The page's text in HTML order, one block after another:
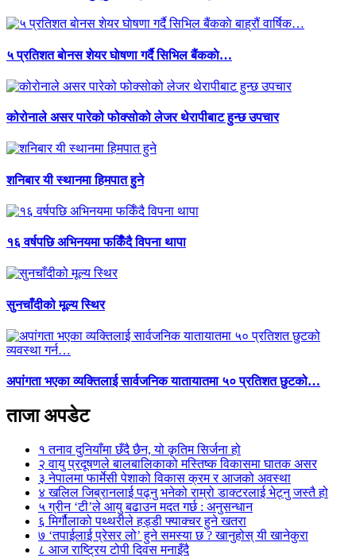
५ प्रतिशत बाेनस शेयर घाेषणा गर्दै सिभिल बैंककाे…
कोरोनाले असर पारेको फोक्सोको लेजर थेरापीबाट हुन्छ उपचार
शनिबार यी स्थानमा हिमपात हुने
१६ वर्षपछि अभिनयमा फर्किँदै विपना थापा
सुनचाँदीको मूल्य स्थिर
अपांगता भएका व्यक्तिलाई सार्वजनिक यातायातमा ५० प्रतिशत छुटको…
ताजा अपडेट
१ तनाव दुनियाँमा छँदै छैन, यो कृतिम सिर्जना हो
२ वायु प्रदूषणले बालबालिकाको मस्तिष्क विकासमा घातक असर
३ नेपालमा फार्मेसी पेशाको विकास क्रम र आजको अवस्था
४ खलिल जिब्रानलाई पढ्नु भनेको राम्रो डाक्टरलाई भेट्नु जस्तै हो
५ग्रीन ‘टी’ले आयु बढाउन मदत गर्छ : अनुसन्धान
६ मिर्गौलाको पथ्थरीले हड्डी फ्याक्चर हुने खतरा
७ ‘तपाईलाई प्रेसर लो’ हुने समस्या छ ? खानुहोस् यी खानेकुरा
८ आज राष्ट्रिय टोपी दिवस मनाइँदै